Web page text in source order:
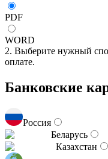
PDF
WORD
2. Выберите нужный
оплате.
Банковские
Россия
Беларусь
Казахстан